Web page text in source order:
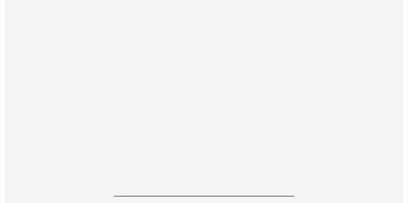
------------------------------------------------------------------